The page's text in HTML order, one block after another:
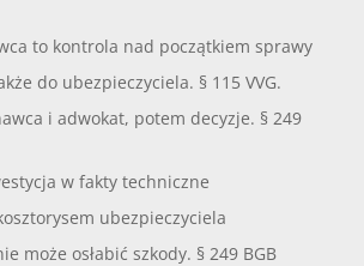
to kontrola nad początkiem sprawy
do ubezpieczyciela. § 115 VVG.
i adwokat, potem decyzje. § 249
w fakty techniczne
ubezpieczyciela
może osłabić szkody. § 249 BGB